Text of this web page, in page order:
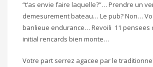
“t’as envie faire laquelle?”… Prendre un
demesurement bateau… Le pub? Non…
banlieue endurance… Revoili 11 pensees
initial rencards bien monte…
Votre part serrez agacee par le